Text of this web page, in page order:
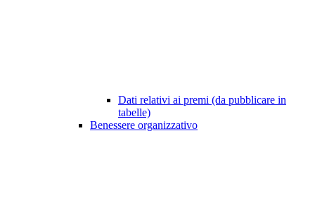
Dati relativi ai premi (da pubblicare in
tabelle)
Benessere organizzativo